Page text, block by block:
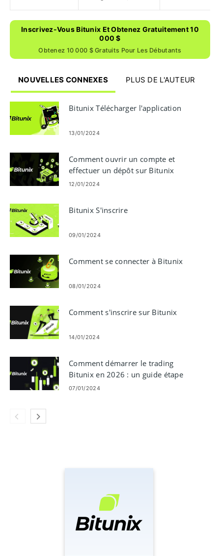
Inscrivez-Vous Bitunix Et Obtenez Gratuitement 10
000 $
Obtenez 10 000 $ Gratuits Pour Les Débutants
NOUVELLES CONNEXES PLUS DE L'AUTEUR
Bitunix Télécharger l'application
13/01/2024
Comment ouvrir un compte et
effectuer un dépôt sur Bitunix
12/01/2024
Bitunix S'inscrire
09/01/2024
Comment se connecter à Bitunix
08/01/2024
Comment s'inscrire sur Bitunix
14/01/2024
Comment démarrer le trading
Bitunix en 2026 : un guide étape
par étape pour les débutants
07/01/2024